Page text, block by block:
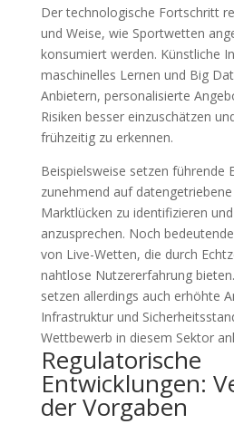
Der technologische Fortschritt
und Weise, wie Sportwetten
konsumiert werden. Künstliche
maschinelles Lernen und Big
Anbietern, personalisierte
Risiken besser einzuschätzen
frühzeitig zu erkennen.
Beispielsweise setzen führende
zunehmend auf
Marktlücken zu identifizieren
anzusprechen. Noch
von Live-Wetten, die durch
nahtlose Nutzererfahrung
setzen allerdings auch erhöhte
Infrastruktur und
Wettbewerb in diesem Sektor
Regulatorische
Entwicklungen:
der Vorgaben